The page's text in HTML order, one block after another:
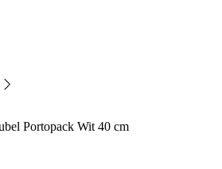
Portopack Wit 40 cm